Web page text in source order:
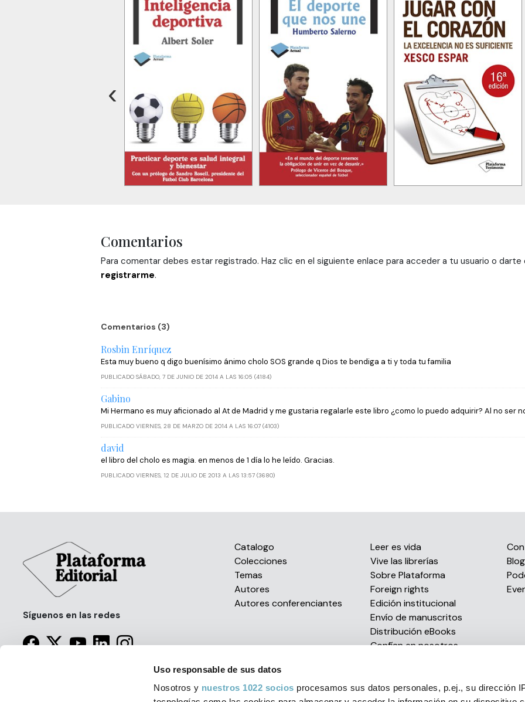
Uso responsable de sus datos
Nosotros y nuestros 1022 socios procesamos sus datos personales, p.ej., su dirección
‹
Comentarios
Para comentar debes estar registrado. Haz clic en el siguiente enlace para acceder a tu usuario o
registrarme.
Comentarios (3)
Rosbin Enríquez
Esta muy bueno q digo buenísimo ánimo cholo SOS grande q Dios te bendiga a ti y toda tu familia
PUBLICADO SÁBADO, 7 DE JUNIO DE 2014 A LAS 16:05 (4184)
Gabino
Mi Hermano es muy aficionado al At de Madrid y me gustaria regalarle este libro ¿como lo puedo adquirir? Al no ser
PUBLICADO VIERNES, 28 DE MARZO DE 2014 A LAS 16:07 (4103)
david
el libro del cholo es magia. en menos de 1 día lo he leído. Gracias.
PUBLICADO VIERNES, 12 DE JULIO DE 2013 A LAS 13:57 (3680)
Síguenos en las redes
Catalogo
Colecciones
Temas
Autores
Autores conferenciantes
Leer es vida
Vive las librerías
Sobre Plataforma
Foreign rights
Edición institucional
Envío de manuscritos
Distribución eBooks
Confían en nosotros
Blog